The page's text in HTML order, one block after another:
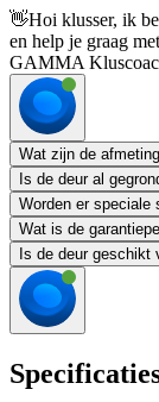
👋Hoi klusser, ik
en help je graag
GAMMA
Wat zijn de
Is de deur al
Worden er speciale
Wat is de
Is de deur geschikt